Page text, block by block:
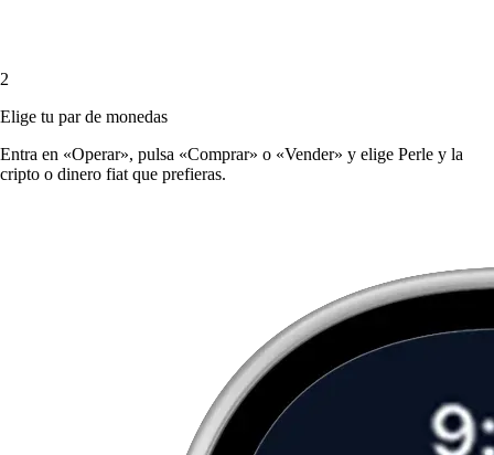
2
Elige tu par de monedas
Entra en «Operar», pulsa «Comprar» o «Vender» y elige Perle y la
cripto o dinero fiat que prefieras.